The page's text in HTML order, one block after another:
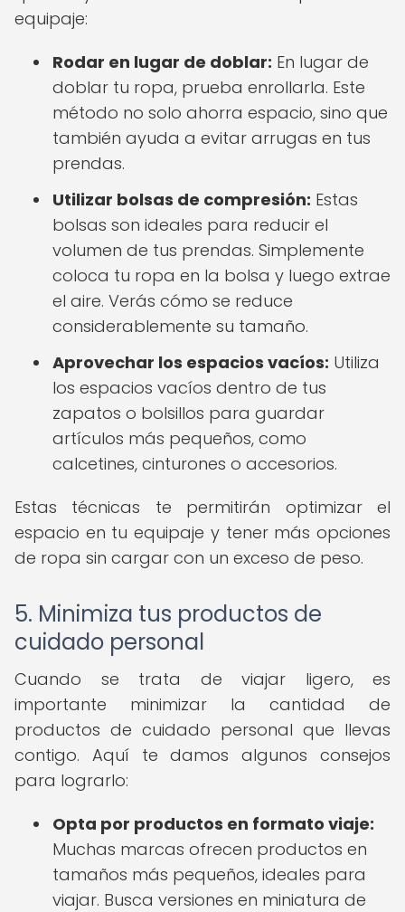
equipaje:
Rodar en lugar de doblar: En lugar de
doblar tu ropa, prueba enrollarla. Este
método no solo ahorra espacio, sino que
también ayuda a evitar arrugas en tus
prendas.
Utilizar bolsas de compresión: Estas
bolsas son ideales para reducir el
volumen de tus prendas. Simplemente
coloca tu ropa en la bolsa y luego extrae
el aire. Verás cómo se reduce
considerablemente su tamaño.
Aprovechar los espacios vacíos: Utiliza
los espacios vacíos dentro de tus
zapatos o bolsillos para guardar
artículos más pequeños, como
calcetines, cinturones o accesorios.
Estas técnicas te permitirán optimizar el
espacio en tu equipaje y tener más opciones
de ropa sin cargar con un exceso de peso.
5. Minimiza tus productos de
cuidado personal
Cuando se trata de viajar ligero, es
importante minimizar la cantidad de
productos de cuidado personal que llevas
contigo. Aquí te damos algunos consejos
para lograrlo:
Opta por productos en formato viaje:
Muchas marcas ofrecen productos en
tamaños más pequeños, ideales para
viajar. Busca versiones en miniatura de